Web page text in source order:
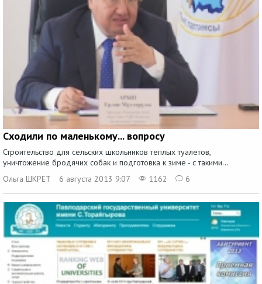
Сходили по маленькому... вопросу
Строительство для сельских школьников теплых туалетов,
уничтожение бродячих собак и подготовка к зиме - с такими...
Ольга ШКРЕТ
6 августа 2013 9:07 1162 6